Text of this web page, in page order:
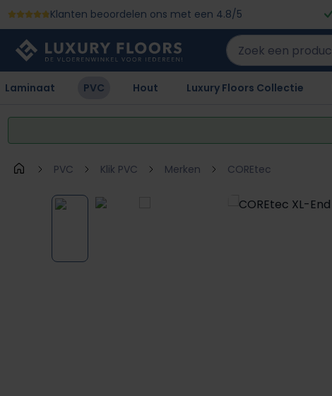
naar de hoofdinhoud
Ga naar de zoekopdracht
Ga naar de hoofdnavigatie
Klanten beoordelen ons met een 4.8/5
Laminaat PVC Hout Luxury Floors Collectie
PVC Klik PVC Merken COREtec
Afbeeldingengalerij overslaan